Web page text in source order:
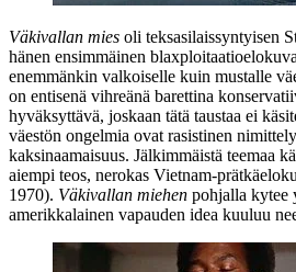
Väkivallan mies oli teksasilaissyntyisen
hänen ensimmäinen
enemmänkin valkoiselle kuin mustalle
on entisenä vihreänä barettina
hyväksyttävä, joskaan tätä taustaa ei
väestön ongelmia ovat rasistinen
kaksinaamaisuus. Jälkimmäistä teemaa
aiempi teos, nerokas Vietnam-
1970). Väkivallan miehen pohjalla kytee
amerikkalainen vapauden idea kuuluu